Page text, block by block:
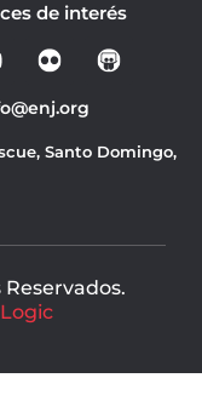
de interés
Santo Domingo,
Reservados.